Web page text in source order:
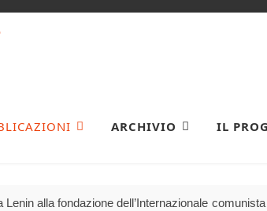
ARCHIVIO IL
Lenin alla fondazione dell’Internazionale